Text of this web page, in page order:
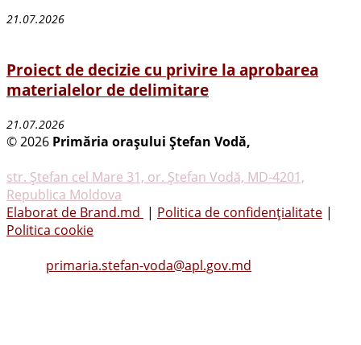
21.07.2026
Proiect de decizie cu privire la aprobarea
materialelor de delimitare
21.07.2026
© 2026 Primăria oraşului Ştefan Vodă,
str. Ştefan cel Mare 31, or. Ştefan Vodă, MD-4201,
Republica Moldova
Elaborat de Brand.md | Politica de confidențialitate |
Politica cookie
primaria.stefan-voda@apl.gov.md